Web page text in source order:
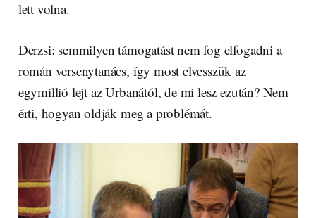
lett volna.
Derzsi: semmilyen támogatást nem fog elfogadni a
román versenytanács, így most elvesszük az
egymillió lejt az Urbanától, de mi lesz ezután? Nem
érti, hogyan oldják meg a problémát.